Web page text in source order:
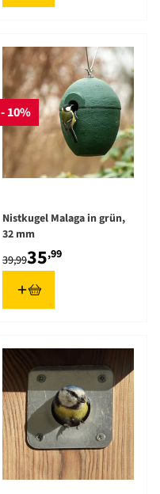
- 10%
Nistkugel Malaga in grün,
32 mm
35,99
39,99